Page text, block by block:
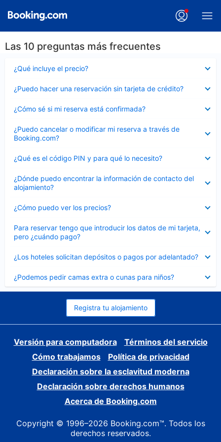
Las 10 preguntas más frecuentes
¿Qué incluye el precio?
cerrado
¿Puedo hacer una reservación sin tarjeta de crédito?
cerrado
¿Cómo sé si mi reserva está confirmada?
cerrado
¿Puedo cancelar o modificar mi reserva a través de
Booking.com?
cerrado
¿Qué es el código PIN y para qué lo necesito?
cerrado
¿Dónde puedo encontrar la información de contacto del
alojamiento?
cerrado
¿Cómo puedo ver los precios?
cerrado
Para reservar tengo que introducir los datos de mi tarjeta,
pero ¿cuándo pago?
cerrado
¿Los hoteles solicitan depósitos o pagos por adelantado?
cerrado
¿Podemos pedir camas extra o cunas para niños?
cerrado
Registra tu alojamiento
Versión para computadora
Términos del servicio
Cómo trabajamos
Política de privacidad
Declaración sobre la esclavitud moderna
Declaración sobre derechos humanos
Acerca de Booking.com
Copyright © 1996–2026 Booking.com™. Todos los
derechos reservados.